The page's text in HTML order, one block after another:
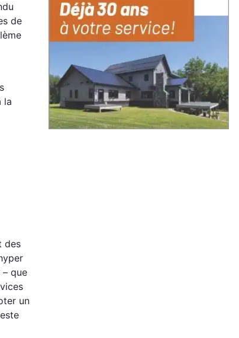
de
la
des
que
un